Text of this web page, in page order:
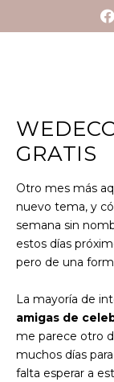
GRATIS
Otro mes más
nuevo tema, y
semana sin
estos días
pero de una
La mayoría de
amigas de
me parece otro
muchos días
falta esperar a